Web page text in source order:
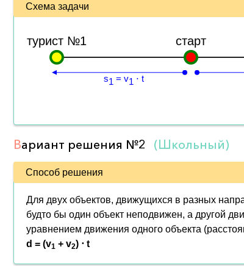
Схема задачи
турист №1 старт
s1 = v1 ⋅ t
Вариант решения №2 (Школьный)
Способ решения
Для двух объектов, движущихся в разных
будто бы один объект неподвижен, а другой
уравнением движения одного объекта
d = (v1 + v2) ⋅ t